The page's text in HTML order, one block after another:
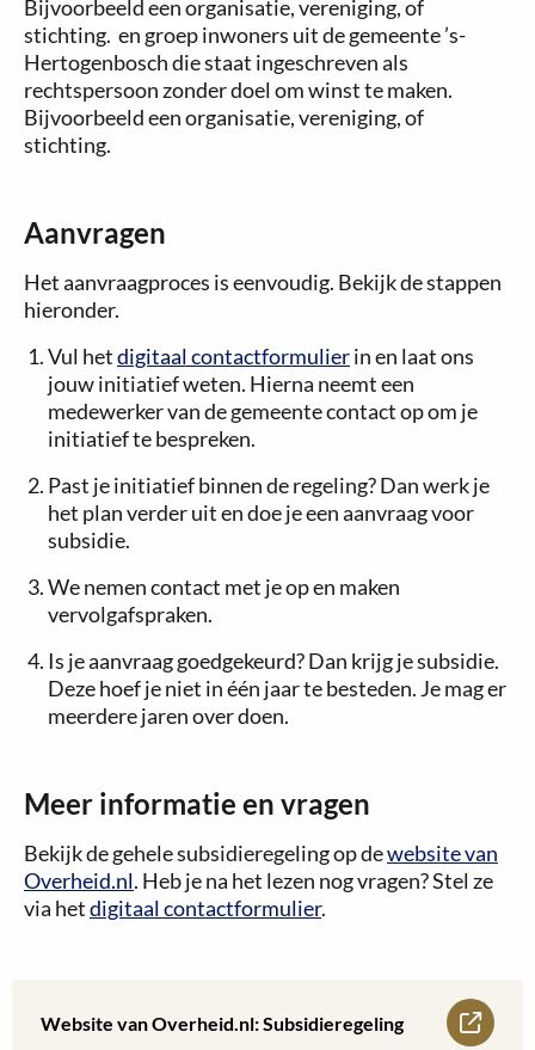
Bijvoorbeeld een organisatie, vereniging, of
stichting. en groep inwoners uit de gemeente ’s-
Hertogenbosch die staat ingeschreven als
rechtspersoon zonder doel om winst te maken.
Bijvoorbeeld een organisatie, vereniging, of
stichting.
Aanvragen
Het aanvraagproces is eenvoudig. Bekijk de stappen
hieronder.
Vul hetdigitaal contactformulierin en laat ons
jouw initiatief weten. Hierna neemt een
medewerker van de gemeente contact op om je
initiatief te bespreken.
Past je initiatief binnen de regeling? Dan werk je
het plan verder uit en doe je een aanvraag voor
subsidie.
We nemen contact met je op en maken
vervolgafspraken.
Is je aanvraag goedgekeurd? Dan krijg je subsidie.
Deze hoef je niet in één jaar te besteden. Je mag er
meerdere jaren over doen.
Meer informatie en vragen
Bekijk de gehele subsidieregeling op dewebsite van
Overheid.nl. Heb je na het lezen nog vragen? Stel ze
via hetdigitaal contactformulier.
Website van Overheid.nl: Subsidieregeling
Lees